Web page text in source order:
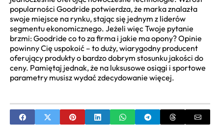
popularności Goodride potwierdza, że marka znalazła
swoje miejsce na rynku, stając się jednym z liderów
segmentu ekonomicznego. Jeżeli więc Twoje pytanie
brzmi: Goodride co to za firma i jakie ma opony? Opinie
powinny Cię uspokoić – to duży, wiarygodny producent
oferujący produkty o bardzo dobrym stosunku jakości do
ceny. Pamiętaj jednak, że na luksusowe osiągi i sportowe
parametry musisz wydać zdecydowanie więcej.